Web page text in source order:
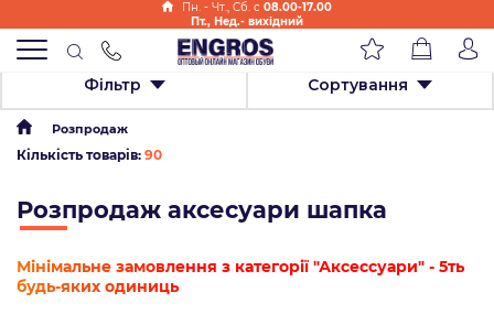
Пн. - Чт., Cб. с 08.00-17.00
Пт., Нед.- вихідний
Фільтр Сортування
Розпродаж
Кількість товарів: 90
Розпродаж аксесуари шапка
Мінімальне замовлення з категорії "Аксессуари" - 5ть
будь-яких одиниць